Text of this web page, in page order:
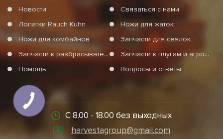
Новости
Связаться с нами
Лопатки Rauch Kuhn
Ножи для жаток
Ножи для комбайнов
Запчасти для сеялок
Запчасти к разбрасывателям минеральных удобрений
Запчасти к плугам и агротехнике
Помощь
Вопросы и ответы
С 8.00 - 18.00 без выходных
harvestagroup@gmail.com
КНОПКА
СВЯЗИ